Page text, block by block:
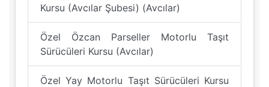
Kursu (Avcılar Şubesi) (Avcılar)
Özel Özcan Parseller Motorlu Taşıt
Sürücüleri Kursu (Avcılar)
Özel Yay Motorlu Taşıt Sürücüleri Kursu